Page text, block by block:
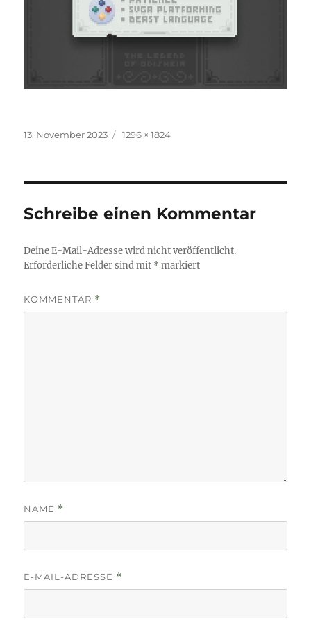
Veröffentlicht
13. November 2023 Originalgröße
1296 × 1824
Schreibe einen Kommentar
Deine E-Mail-Adresse wird nicht veröffentlicht.
Erforderliche Felder sind mit *markiert
KOMMENTAR *
NAME *
E-MAIL-ADRESSE *